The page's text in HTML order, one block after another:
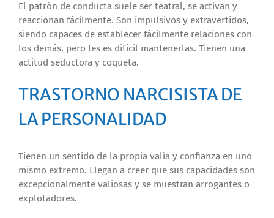
El patrón de conducta suele ser teatral, se activan y
reaccionan fácilmente. Son impulsivos y extravertidos,
siendo capaces de establecer fácilmente relaciones con
los demás, pero les es difícil mantenerlas. Tienen una
actitud seductora y coqueta.
TRASTORNO NARCISISTA DE
LA PERSONALIDAD
Tienen un sentido de la propia valía y confianza en uno
mismo extremo. Llegan a creer que sus capacidades son
excepcionalmente valiosas y se muestran arrogantes o
explotadores.